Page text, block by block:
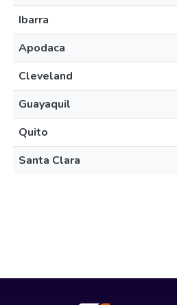
Ibarra
Apodaca
Cleveland
Guayaquil
Quito
Santa Clara